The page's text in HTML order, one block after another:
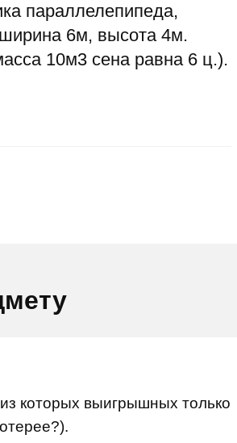
параллелепипеда,
6м, высота 4м.
10м3 сена равна 6 ц.).
которых выигрышных только